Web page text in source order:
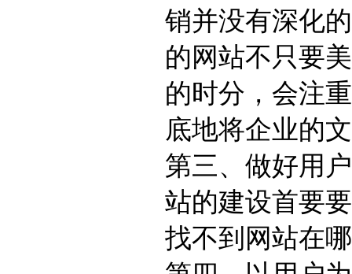
销并没有深化
的网站不只要
的时分，会注
底地将企业的
第三、做好用
站的建设首要
找不到网站在